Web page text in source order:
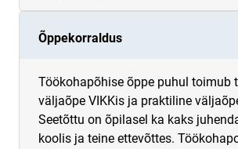
Õppekorraldus
Töökohapõhise õppe puhul toimub
väljaõpe VIKKis ja praktiline
Seetõttu on õpilasel ka kaks
koolis ja teine ettevõttes.